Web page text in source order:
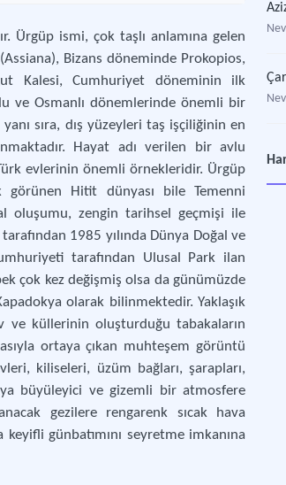
Ürgüp ismi, çok taşlı anlamına gelen
Bizans döneminde Prokopios,
Kalesi, Cumhuriyet döneminin ilk
ve Osmanlı dönemlerinde önemli bir
sıra, dış yüzeyleri taş işçiliğinin en
Hayat adı verilen bir avlu
evlerinin önemli örnekleridir. Ürgüp
görünen Hitit dünyası bile Temenni
oluşumu, zengin tarihsel geçmişi ile
1985 yılında Dünya Doğal ve
tarafından Ulusal Park ilan
çok kez değişmiş olsa da günümüzde
olarak bilinmektedir. Yaklaşık
ve küllerinin oluşturduğu tabakaların
ortaya çıkan muhteşem görüntü
kiliseleri, üzüm bağları, şarapları,
büyüleyici ve gizemli bir atmosfere
gezilere rengarenk sıcak hava
günbatımını seyretme imkanına